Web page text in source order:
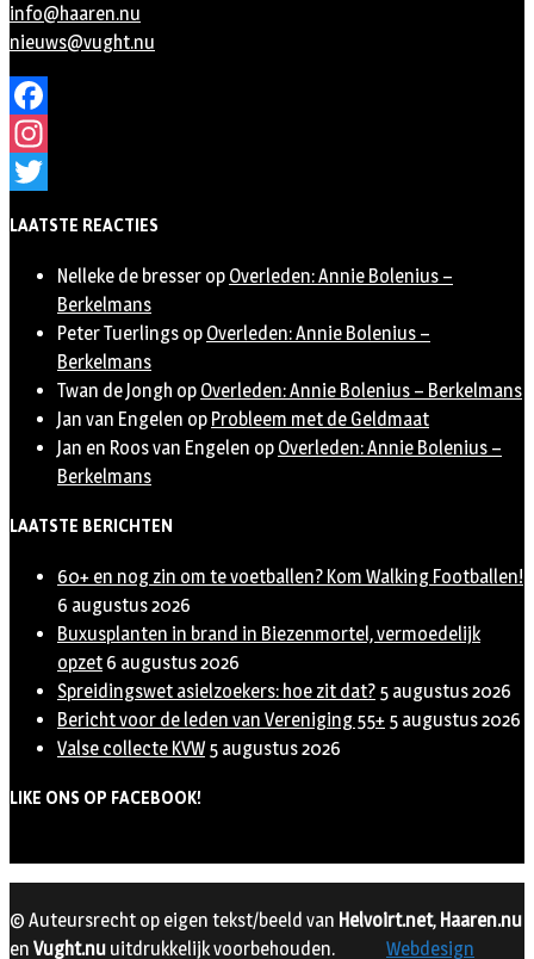
info@haaren.nu
nieuws@vught.nu
Facebook
Instagram
LAATSTE REACTIES
Nelleke de bresser op Overleden: Annie Bolenius –
Berkelmans
Peter Tuerlings op Overleden: Annie Bolenius –
Berkelmans
Twan de Jongh op Overleden: Annie Bolenius – Berkelmans
Jan van Engelen op Probleem met de Geldmaat
Jan en Roos van Engelen op Overleden: Annie Bolenius –
Berkelmans
LAATSTE BERICHTEN
60+ en nog zin om te voetballen? Kom Walking Footballen!
6 augustus 2026
Buxusplanten in brand in Biezenmortel, vermoedelijk
opzet 6 augustus 2026
Spreidingswet asielzoekers: hoe zit dat? 5 augustus 2026
Bericht voor de leden van Vereniging 55+ 5 augustus 2026
Valse collecte KVW 5 augustus 2026
LIKE ONS OP FACEBOOK!
© Auteursrecht op eigen tekst/beeld van Helvoirt.net, Haaren.nu
en Vught.nu uitdrukkelijk voorbehouden. Webdesign